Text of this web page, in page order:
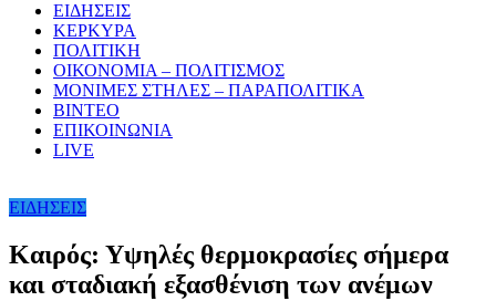
ΕΙΔΗΣΕΙΣ
ΚΕΡΚΥΡΑ
ΠΟΛΙΤΙΚΗ
ΟΙΚΟΝΟΜΙΑ – ΠΟΛΙΤΙΣΜΟΣ
ΜΟΝΙΜΕΣ ΣΤΗΛΕΣ – ΠΑΡΑΠΟΛΙΤΙΚΑ
ΒΙΝΤΕΟ
ΕΠΙΚΟΙΝΩΝΙΑ
LIVE
ΕΙΔΗΣΕΙΣ
Καιρός: Υψηλές θερμοκρασίες σήμερα
και σταδιακή εξασθένιση των ανέμων